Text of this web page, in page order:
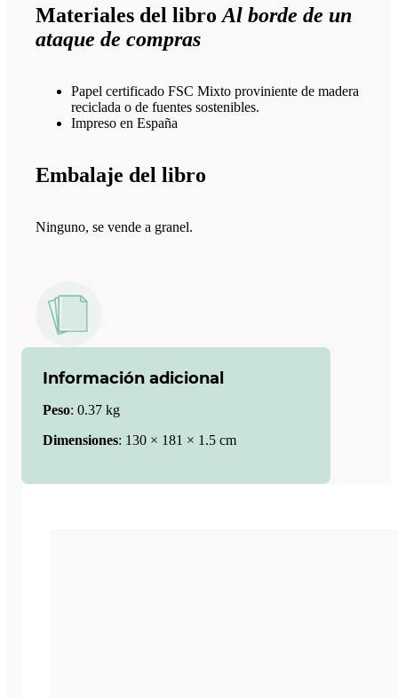
Materiales del libro Al borde de un
ataque de compras
Papel certificado FSC Mixto proviniente de madera
reciclada o de fuentes sostenibles.
Impreso en España
Embalaje del libro
Ninguno, se vende a granel.
Información adicional
Peso: 0.37 kg
Dimensiones: 130 × 181 × 1.5 cm